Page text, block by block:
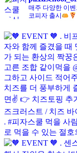
매주 다양한 이
코피자 출시